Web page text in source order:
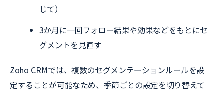
じて）
3か月に一回フォロー結果や効果などをもとにセ
グメントを見直す
Zoho CRMでは、複数のセグメンテーションルールを設
定することが可能なため、季節ごとの設定を切り替えて